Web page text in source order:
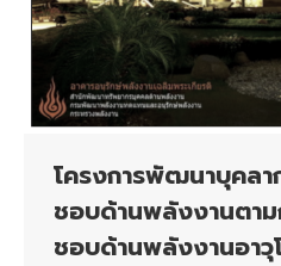
โครงการพัฒนาบุคล
ชอบด้านพลังงานตา
ชอบด้านพลังงานอา